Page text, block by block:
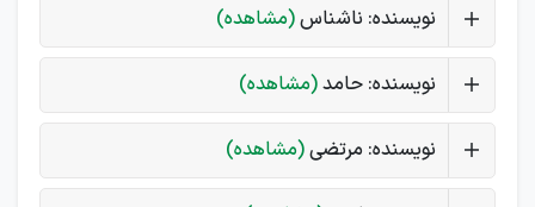
نویسنده: ناشناس(مشاهده)
نویسنده: حامد(مشاهده)
نویسنده: مرتضی(مشاهده)